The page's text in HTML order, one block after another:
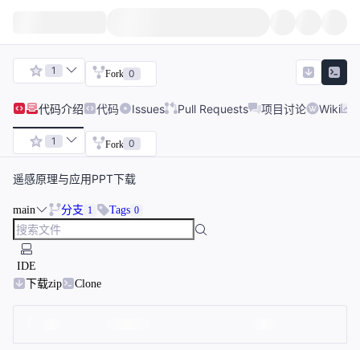
1 Fork 0
代码介绍 代码 Issues Pull Requests 项目讨论 Wiki
1 Fork 0
遥感原理与应用PPT下载
main 分支 1 Tags 0
IDE
下载zip
Clone